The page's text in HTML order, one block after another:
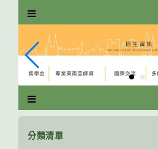
分類清單